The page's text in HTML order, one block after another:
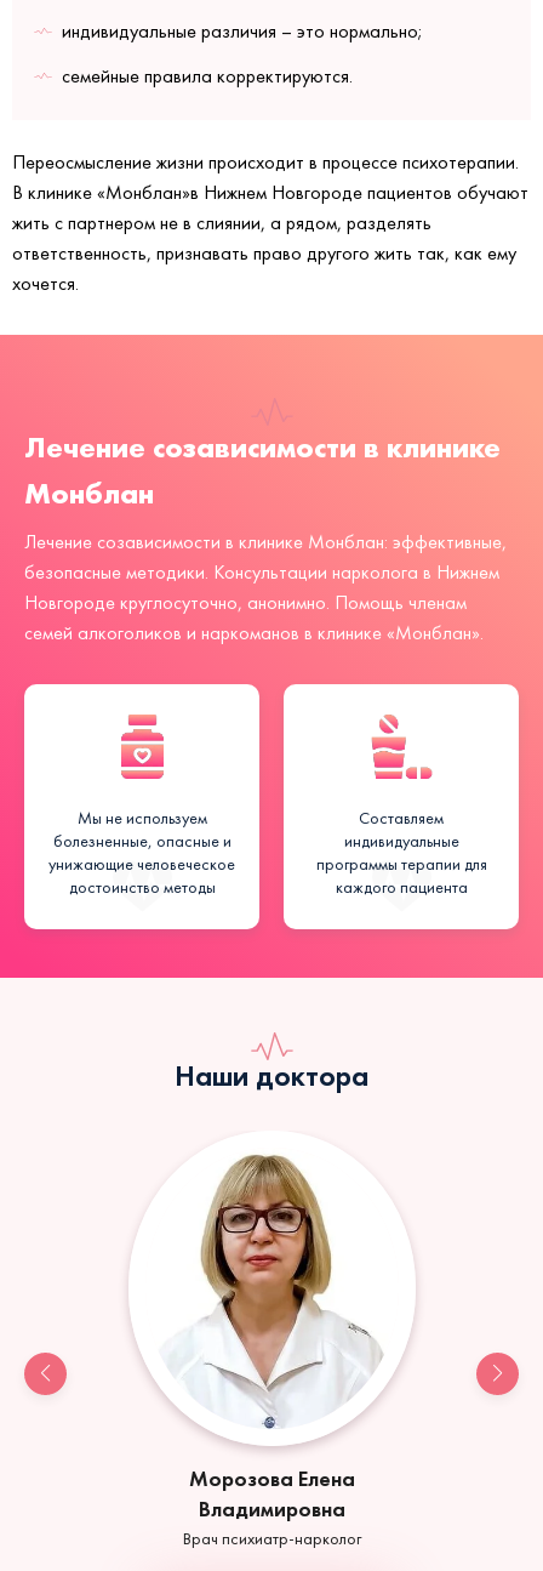
индивидуальные различия – это нормально;
семейные правила корректируются.
Переосмысление жизни происходит в процессе психотерапии.
В клинике «Монблан»в Нижнем Новгороде пациентов обучают
жить с партнером не в слиянии, а рядом, разделять
ответственность, признавать право другого жить так, как ему
хочется.
Лечение созависимости в клинике
Монблан
Лечение созависимости в клинике Монблан: эффективные,
безопасные методики. Консультации нарколога в Нижнем
Новгороде круглосуточно, анонимно. Помощь членам
семей алкоголиков и наркоманов в клинике «Монблан».
Мы не используем
болезненные, опасные и
унижающие человеческое
достоинство методы
Составляем
индивидуальные
программы терапии для
каждого пациента
Наши доктора
Морозова Елена
Владимировна
Врач психиатр-нарколог